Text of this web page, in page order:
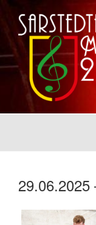
Zum
Inhalt
springen
Sarstedt macht Musik